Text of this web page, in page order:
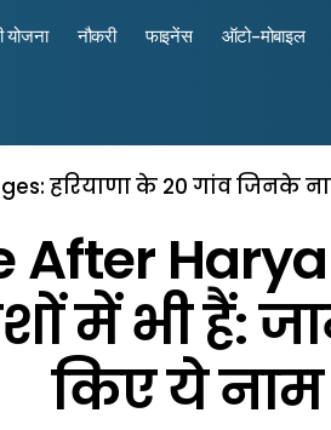
योजना नौकरी फाइनेंस ऑटो-मोबाइल
हरियाणा के 20 गांव जिनके
में भी हैं:
किए ये नाम